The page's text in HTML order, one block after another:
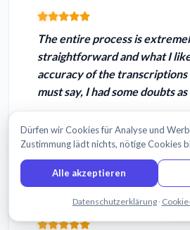
The entire process is
straightforwardand what I
accuracy of the transcriptions
must say, I had some doubts as
RI
Melbourne, Australia
Dürfen wir Cookies für Analyse und
Zustimmung lädt nichts, nötige Cookies
Alle akzeptieren
Datenschutzerklärung ·